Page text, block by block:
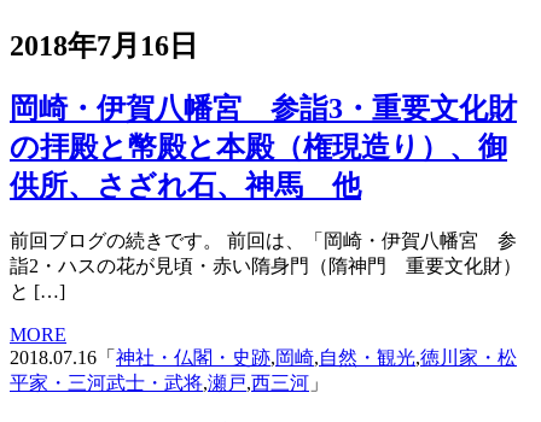
2018年7月16日
岡崎・伊賀八幡宮 参詣3・重要文化財
の拝殿と幣殿と本殿（権現造り）、御
供所、さざれ石、神馬 他
前回ブログの続きです。 前回は、「岡崎・伊賀八幡宮 参
詣2・ハスの花が見頃・赤い隋身門（隋神門 重要文化財）
と […]
MORE
2018.07.16「 神社・仏閣・史跡,岡崎,自然・観光,徳川家・松
平家・三河武士・武将,瀬戸,西三河 」